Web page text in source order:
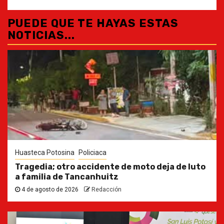
PUEDE QUE TE HAYAS ESTAS
NOTICIAS...
Huasteca Potosina Policiaca
Tragedia; otro accidente de moto deja de luto
a familia de Tancanhuitz
4 de agosto de 2026 Redacción